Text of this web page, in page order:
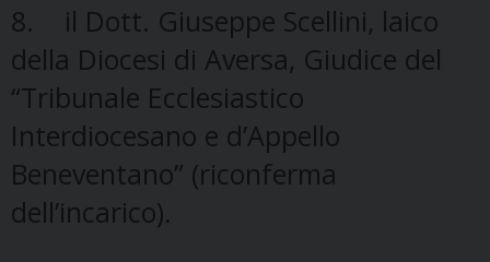
8. il Dott. Giuseppe Scellini, laico
della Diocesi di Aversa, Giudice del
“Tribunale Ecclesiastico
Interdiocesano e d’Appello
Beneventano” (riconferma
dell’incarico).